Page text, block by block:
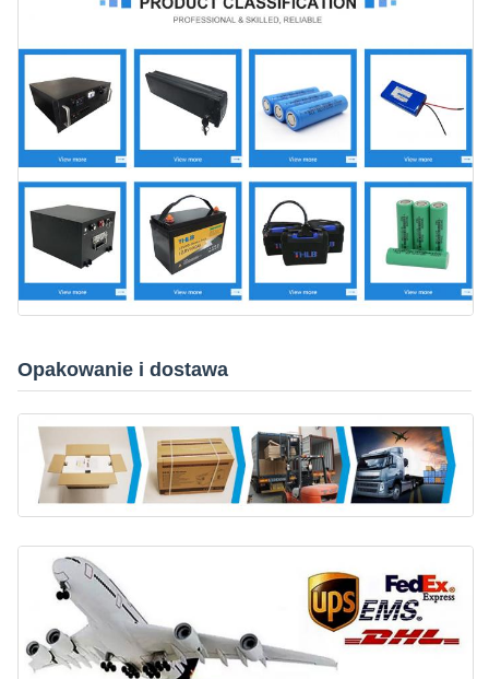
Opakowanie i dostawa